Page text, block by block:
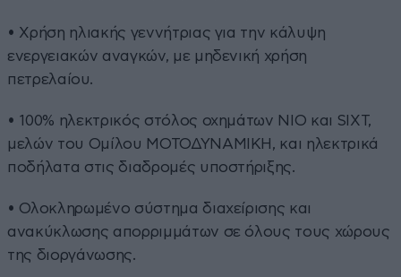
• Χρήση ηλιακής γεννήτριας για την κάλυψη
ενεργειακών αναγκών, με μηδενική χρήση
πετρελαίου.
• 100% ηλεκτρικός στόλος οχημάτων NIO και SIXT,
μελών του Ομίλου ΜΟΤΟΔΥΝΑΜΙΚΗ, και ηλεκτρικά
ποδήλατα στις διαδρομές υποστήριξης.
• Ολοκληρωμένο σύστημα διαχείρισης και
ανακύκλωσης απορριμμάτων σε όλους τους χώρους
της διοργάνωσης.